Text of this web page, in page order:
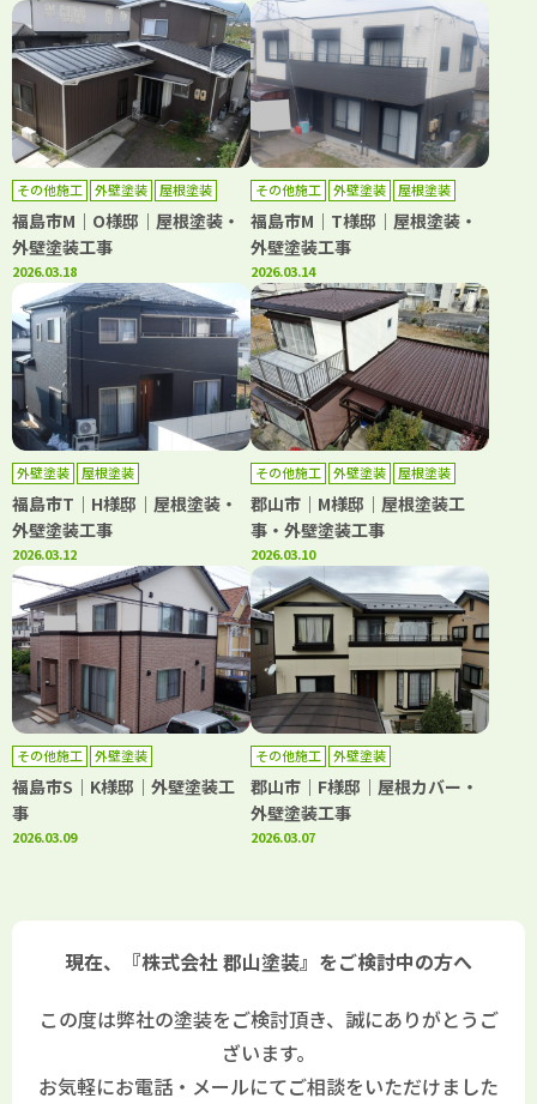
その他施工 外壁塗装 屋根塗装
福島市M｜O様邸｜屋根塗装・
外壁塗装工事
2026.03.18
その他施工 外壁塗装
屋根塗装
防水工事
福島市M｜T様邸｜屋根塗装・
外壁塗装工事
2026.03.14
外壁塗装 屋根塗装
福島市T｜H様邸｜屋根塗装・
外壁塗装工事
2026.03.12
その他施工 外壁塗装 屋根塗装
郡山市｜M様邸｜屋根塗装工
事・外壁塗装工事
2026.03.10
その他施工 外壁塗装
福島市S｜K様邸｜外壁塗装工
事
2026.03.09
その他施工 外壁塗装
郡山市｜F様邸｜屋根カバー・
外壁塗装工事
2026.03.07
現在、『株式会社 郡山塗装』をご検討中の方へ
この度は弊社の塗装をご検討頂き、誠にありがとうご
ざいます。
お気軽にお電話・メールにてご相談をいただけました